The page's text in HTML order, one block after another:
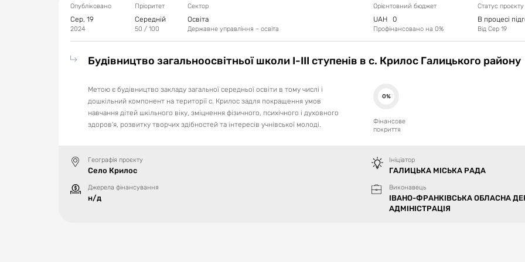
-Зменшення забруднення водних об‘єктів та ґрунтів, покращення санітарного та екологічного стану населених
-Забезпечення якісною питною водою жителів області;
-Забезпечення цивільного захисту населення області;
-Збереження та розширення природних територій та об‘єктів природо-заповідного фонду, відновлення лісів.
Опубліковано
Сер, 19
2024
Пріоритет
Середній
50 / 100
Сектор
Освіта
Державне управління – освіта
Орієнтовний бюджет
UAH 0
Профінансовано на 0%
Статус проєкту
В процесі
Від Сер 19
Будівництво загальноосвітньої школи І-ІІІ ступенів в с. Крилос Галицького району
Метою є будівництво закладу загальної середньої освіти в тому числі і
дошкільний компонент на території с. Крилос задля покращення умов
навчання дітей шкільного віку, зміцнення фізичного, психічного і духовного
здоров'я, розвитку творчих здібностей та інтересів учнівської молоді.
0%
Фінансове
покриття
Географія проєкту
Село Крилос
Джерела фінансування
н/д
Ініціатор
ГАЛИЦЬКА МІСЬКА РАДА
Виконавець
ІВАНО-ФРАНКІВСЬКА ОБЛАСНА
АДМІНІСТРАЦІЯ